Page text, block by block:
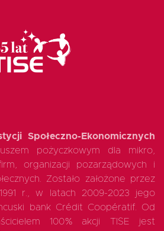
Społeczno-Ekonomicznych
pożyczkowym dla mikro,
organizacji pozarządowych i
Zostało założone przez
r., w latach 2009-2023 jego
bank Crédit Coopératif. Od
100% akcji TISE jest